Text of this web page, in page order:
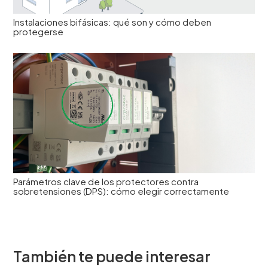
Instalaciones bifásicas: qué son y cómo deben
protegerse
Parámetros clave de los protectores contra
sobretensiones (DPS): cómo elegir correctamente
También te puede interesar